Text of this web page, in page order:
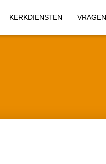
KERKDIENSTEN VRAGEN